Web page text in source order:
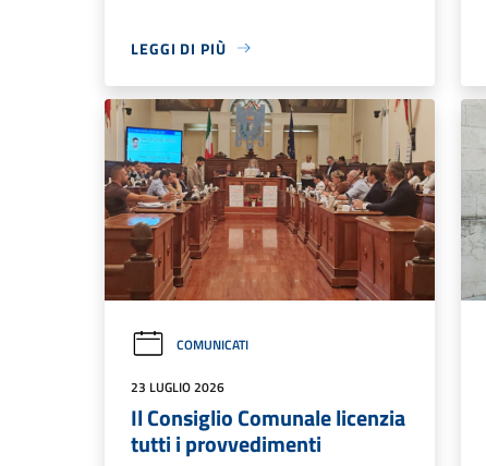
LEGGI DI PIÙ
COMUNICATI
23 LUGLIO 2026
Il Consiglio Comunale licenzia
tutti i provvedimenti